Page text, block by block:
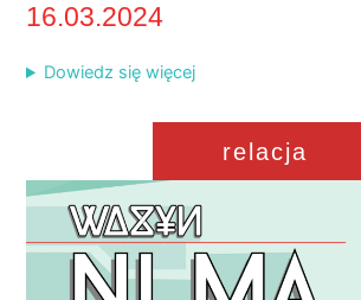
16.03.2024
Dowiedz się więcej
relacja